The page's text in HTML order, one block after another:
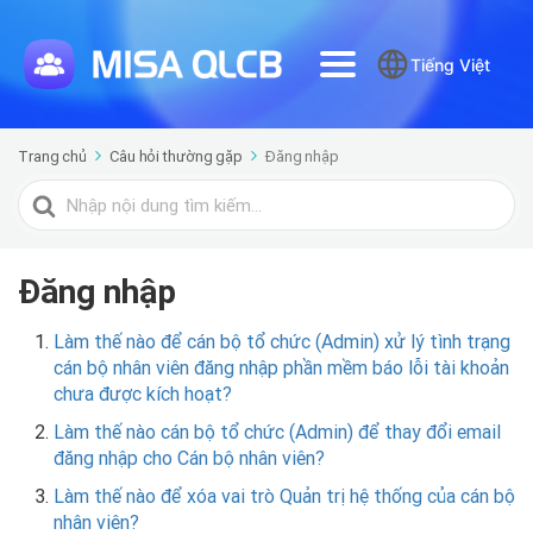
Tiếng Việt
Trang chủ Câu hỏi thường gặp Đăng nhập
Tìm
kiếm
Đăng nhập
Làm thế nào để cán bộ tổ chức (Admin) xử lý tình trạng
cán bộ nhân viên đăng nhập phần mềm báo lỗi tài khoản
chưa được kích hoạt?
Làm thế nào cán bộ tổ chức (Admin) để thay đổi email
đăng nhập cho Cán bộ nhân viên?
Làm thế nào để xóa vai trò Quản trị hệ thống của cán bộ
nhân viên?